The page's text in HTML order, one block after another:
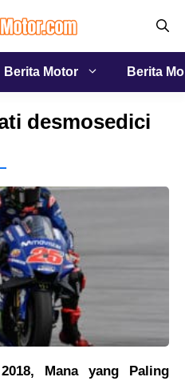
Berita Motor Berita
desmosedici
Mana yang Paling